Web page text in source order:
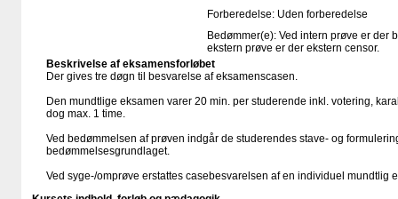
Forberedelse: Uden forberedelse
Bedømmer(e): Ved intern prøve er der
ekstern prøve er der ekstern censor.
Beskrivelse af eksamensforløbet
Der gives tre døgn til besvarelse af eksamenscasen.
Den mundtlige eksamen varer 20 min. per studerende inkl. votering,
dog max. 1 time.
Ved bedømmelsen af prøven indgår de studerendes stave- og
bedømmelsesgrundlaget.
Ved syge-/omprøve erstattes casebesvarelsen af en individuel mundtlig